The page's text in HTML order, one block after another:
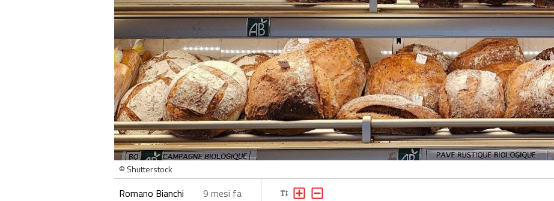
© Shutterstock
Romano Bianchi 9 mesi fa